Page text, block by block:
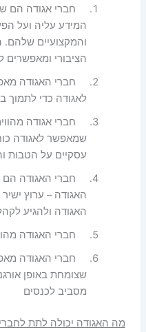
חברי אגודה הם
המידע עליה ועל
והמקצועיים
הציבורי
חברי האגודה
לאגודה כדי לתמוך
חברי אגודה
שמאפשר לאגודה
עסקיים על הטבות
חברי האגודה הם
האגודה – ערוץ
האגודה ולהגיע
חברי האגודה
חברי האגודה
שצומחת באופן
מסביב לכנסים
מה האגודה יכולה לתת